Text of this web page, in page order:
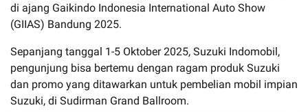
di ajang Gaikindo Indonesia International Auto Show
(GIIAS) Bandung 2025.
Sepanjang tanggal 1-5 Oktober 2025, Suzuki Indomobil,
pengunjung bisa bertemu dengan ragam produk Suzuki
dan promo yang ditawarkan untuk pembelian mobil impian
Suzuki, di Sudirman Grand Ballroom.